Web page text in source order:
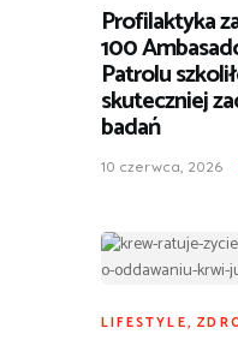
Profilaktyka
100
Patrolu
skuteczniej
badań
10 czerwca, 2026
LIFESTYLE,